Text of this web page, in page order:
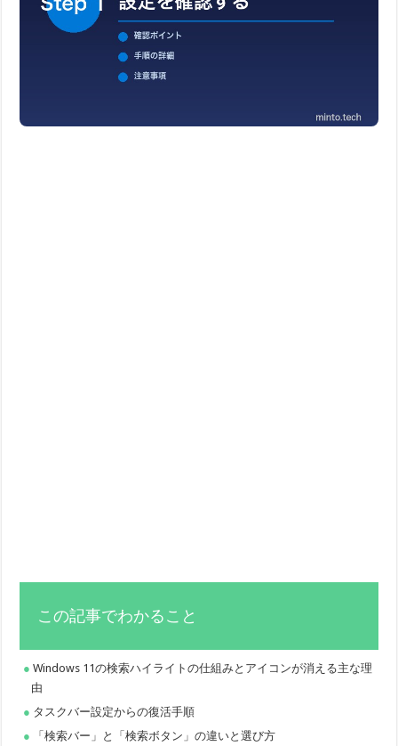
この記事でわかること
Windows 11の検索ハイライトの仕組みとアイコンが消える主な理
由
タスクバー設定からの復活手順
「検索バー」と「検索ボタン」の違いと選び方